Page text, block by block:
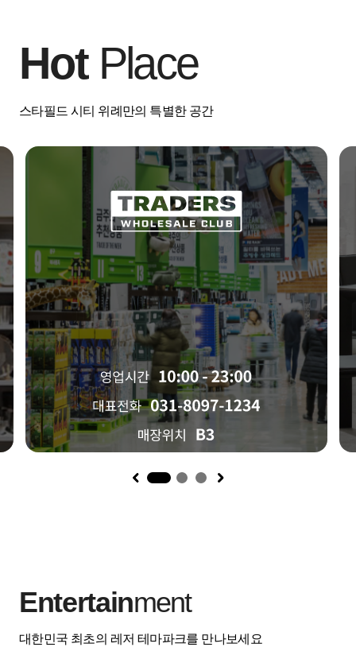
HotPlace
스타필드 시티 위례만의 특별한 공간
1
Entertainment
대한민국 최초의 레저 테마파크를 만나보세요